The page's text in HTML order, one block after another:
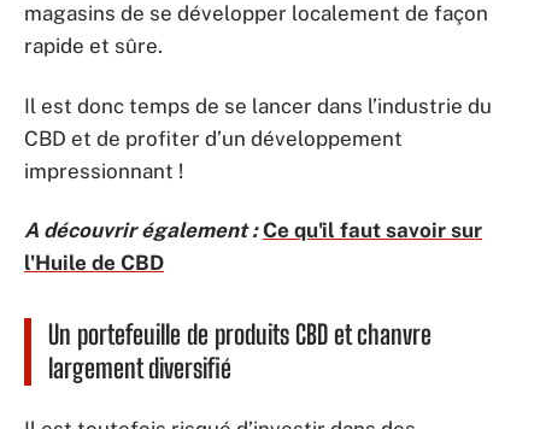
magasins de se développer localement de façon
rapide et sûre.
Il est donc temps de se lancer dans l’industrie du
CBD et de profiter d’un développement
impressionnant !
A découvrir également : Ce qu'il faut savoir sur
l'Huile de CBD
Un portefeuille de produits CBD et chanvre
largement diversifié